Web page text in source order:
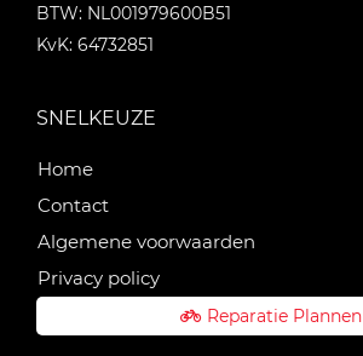
BTW: NL001979600B51
KvK: 64732851
SNELKEUZE
Home
Contact
Algemene voorwaarden
Privacy policy
Reparatie Plannen